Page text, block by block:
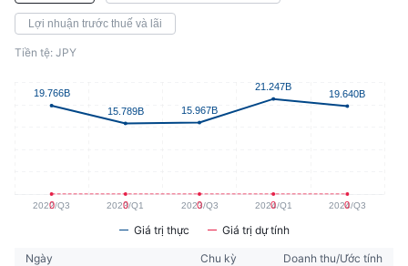
Lợi nhuận trước thuế và lãi
Tiền tệ: JPY
Giá trị thực Giá trị dự tính
Ngày Chu kỳ Doanh thu/Ước tính